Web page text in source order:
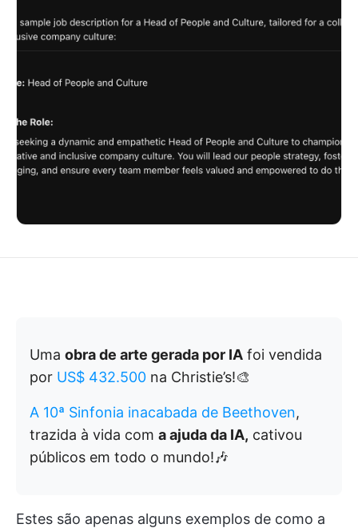
Uma obra de arte gerada por IA foi vendida
por US$ 432.500 na Christie’s!🎨
A 10ª Sinfonia inacabada de Beethoven,
trazida à vida com a ajuda da IA, cativou
públicos em todo o mundo!🎶
Estes são apenas alguns exemplos de como a